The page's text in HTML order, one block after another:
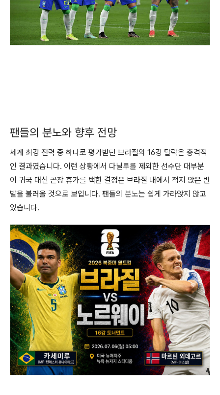
팬들의 분노와 향후 전망
세계 최강 전력 중 하나로 평가받던 브라질의 16강 탈락은 충격적
인 결과였습니다. 이런 상황에서 다닐루를 제외한 선수단 대부분
이 귀국 대신 곧장 휴가를 택한 결정은 브라질 내에서 적지 않은 반
발을 불러올 것으로 보입니다. 팬들의 분노는 쉽게 가라앉지 않고
있습니다.